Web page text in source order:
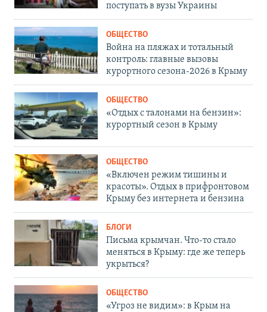
поступать в вузы Украины
ОБЩЕСТВО
Война на пляжах и тотальный
контроль: главные вызовы
курортного сезона-2026 в Крыму
ОБЩЕСТВО
«Отдых с талонами на бензин»:
курортный сезон в Крыму
ОБЩЕСТВО
«Включен режим тишины и
красоты». Отдых в прифронтовом
Крыму без интернета и бензина
БЛОГИ
Письма крымчан. Что-то стало
меняться в Крыму: где же теперь
укрыться?
ОБЩЕСТВО
«Угроз не видим»: в Крым на